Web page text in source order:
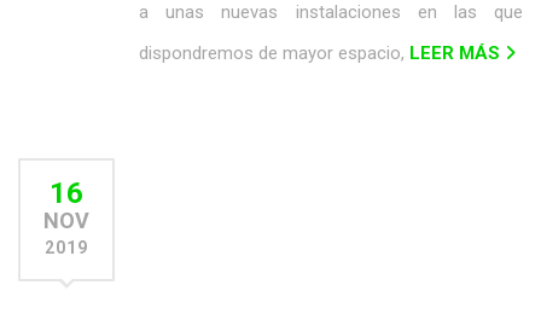
a unas nuevas instalaciones en las que
dispondremos de mayor espacio, LEER MÁS
16
NOV
2019